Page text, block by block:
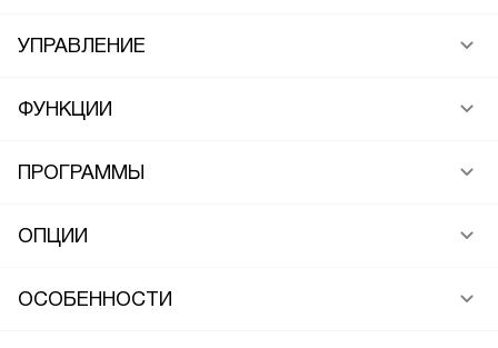
УПРАВЛЕНИЕ
ФУНКЦИИ
ПРОГРАММЫ
ОПЦИИ
ОСОБЕННОСТИ